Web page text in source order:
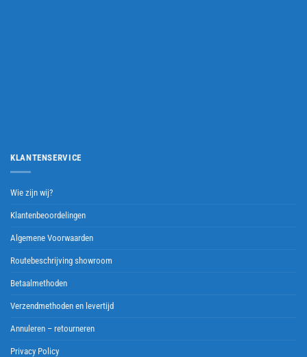
KLANTENSERVICE
Wie zijn wij?
Klantenbeoordelingen
Algemene Voorwaarden
Routebeschrijving showroom
Betaalmethoden
Verzendmethoden en levertijd
Annuleren – retourneren
Privacy Policy